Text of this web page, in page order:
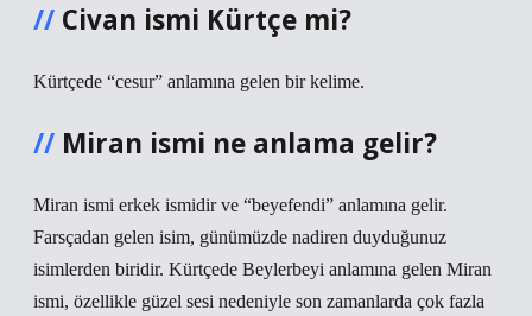
Civan ismi Kürtçe mi?
Kürtçede “cesur” anlamına gelen bir kelime.
Miran ismi ne anlama gelir?
Miran ismi erkek ismidir ve “beyefendi” anlamına gelir.
Farsçadan gelen isim, günümüzde nadiren duyduğunuz
isimlerden biridir. Kürtçede Beylerbeyi anlamına gelen Miran
ismi, özellikle güzel sesi nedeniyle son zamanlarda çok fazla